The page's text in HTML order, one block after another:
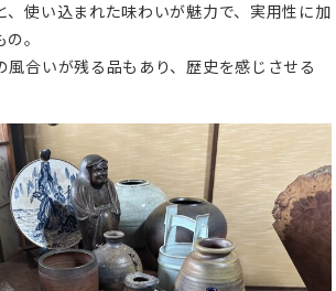
、使い込まれた味わいが魅力で、実用性に加
。
風合いが残る品もあり、歴史を感じさせる